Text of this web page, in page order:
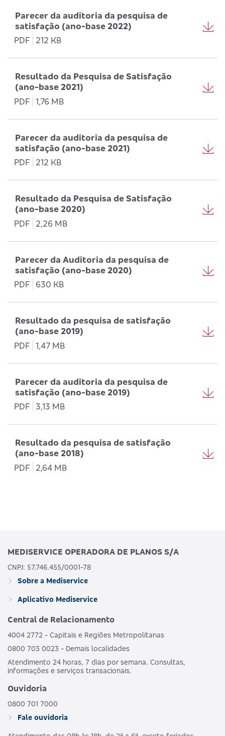
Parecer da auditoria da pesquisa de
satisfação (ano-base 2022)
PDF
212 KB
Resultado da Pesquisa de Satisfação
(ano-base 2021)
PDF 1,76 MB
Parecer da auditoria da pesquisa de
satisfação (ano-base 2021)
PDF
212 KB
Resultado da Pesquisa de Satisfação
(ano-base 2020)
PDF
2,26 MB
Parecer da Auditoria da pesquisa de
satisfação (ano-base 2020)
PDF
630 KB
Resultado da pesquisa de satisfação
(ano-base 2019)
PDF 1,47 MB
Parecer da auditoria da pesquisa de
satisfação (ano-base 2019)
PDF
3,13 MB
Resultado da pesquisa de satisfação
(ano-base 2018)
PDF
2,64 MB
MEDISERVICE OPERADORA DE PLANOS S/A
CNPJ: 57.746.455/0001-78
Sobre a Mediservice
Aplicativo Mediservice
Central de Relacionamento
4004 2772 - Capitais e Regiões Metropolitanas
0800 703 0023 - Demais localidades
Atendimento 24 horas, 7 dias por semana. Consultas,
informações e serviços transacionais.
Ouvidoria
0800 701 7000
Fale ouvidoria